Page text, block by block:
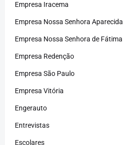
Empresa Iracema
Empresa Nossa Senhora Aparecida
Empresa Nossa Senhora de Fátima
Empresa Redenção
Empresa São Paulo
Empresa Vitória
Engerauto
Entrevistas
Escolares